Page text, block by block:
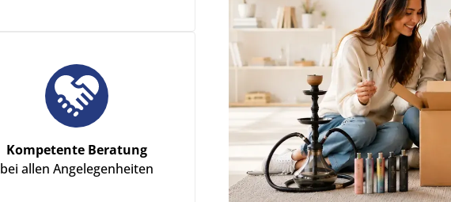
Kompetente Beratung
bei allen Angelegenheiten